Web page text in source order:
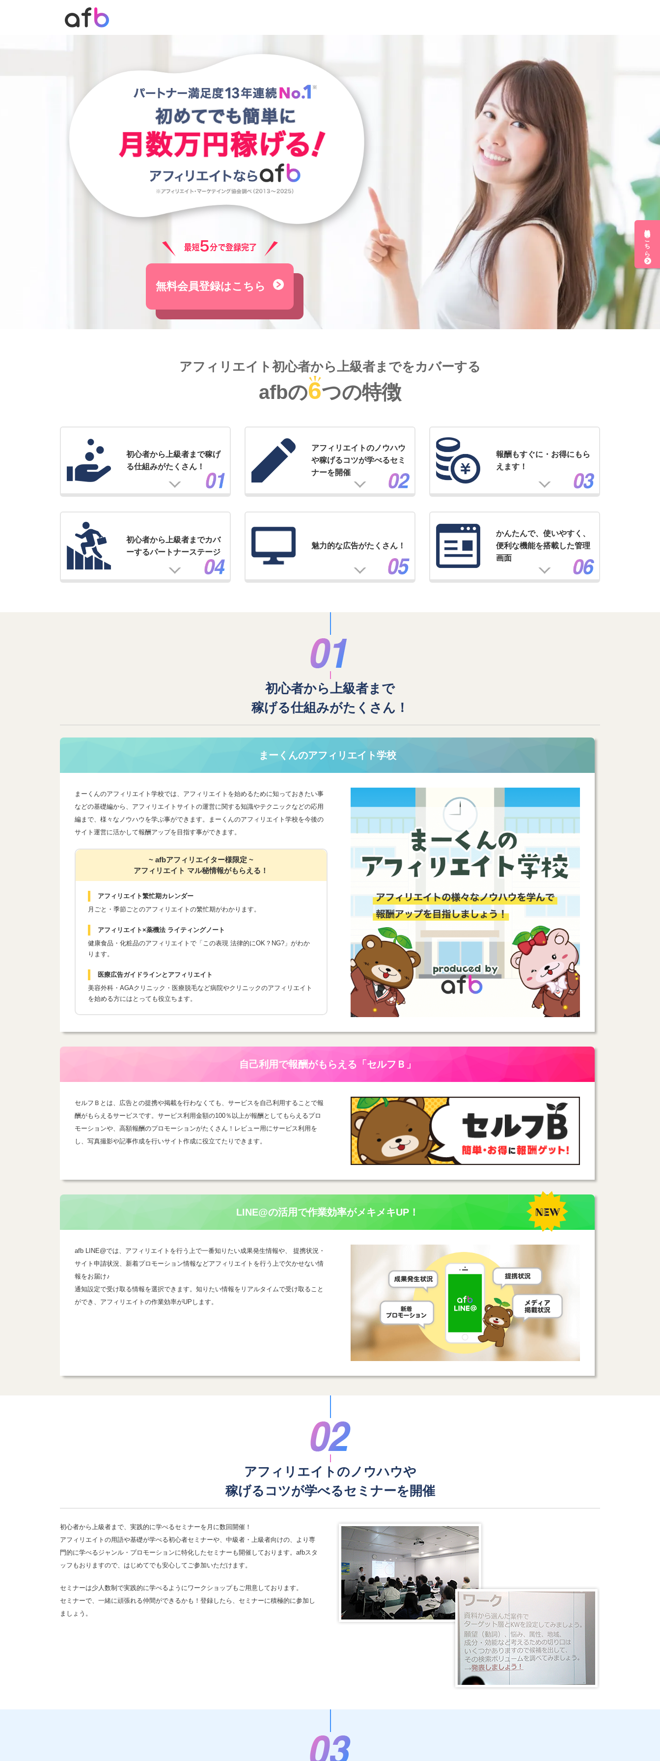
無料会員登録はこちら
無料会員登録はこちら
アフィリエイト初心者から上級者までをカバーする
afbの6つの特徴
初心者から上級者まで稼げ
る仕組みがたくさん！
アフィリエイトのノウハウ
や稼げるコツが学べるセミ
ナーを開催
報酬もすぐに・お得にもら
えます！
初心者から上級者までカバ
ーするパートナーステージ
魅力的な広告がたくさん！
かんたんで、使いやすく、
便利な機能を搭載した管理
画面
初心者から上級者まで
稼げる仕組みがたくさん！
まーくんのアフィリエイト学校
まーくんのアフィリエイト学校では、アフィリエイトを始めるために知っておきたい事
などの基礎編から、アフィリエイトサイトの運営に関する知識やテクニックなどの応用
編まで、様々なノウハウを学ぶ事ができます。まーくんのアフィリエイト学校を今後の
サイト運営に活かして報酬アップを目指す事ができます。
~ afbアフィリエイター様限定 ~
アフィリエイト マル秘情報がもらえる！
アフィリエイト繁忙期カレンダー
月ごと・季節ごとのアフィリエイトの繁忙期がわかります。
アフィリエイト×薬機法 ライティングノート
健康食品・化粧品のアフィリエイトで「この表現 法律的にOK？NG?」がわか
ります。
医療広告ガイドラインとアフィリエイト
美容外科・AGAクリニック・医療脱毛など病院やクリニックのアフィリエイト
を始める方にはとっても役立ちます。
自己利用で報酬がもらえる 「セルフＢ」
セルフＢとは、広告との提携や掲載を行わなくても、サービスを自己利用することで報
酬がもらえるサービスです。サービス利用金額の100％以上が報酬としてもらえるプロ
モーションや、高額報酬のプロモーションがたくさん！レビュー用にサービス利用を
し、写真撮影や記事作成を行いサイト作成に役立てたりできます。
LINE@の活用で作業効率がメキメキUP！
afb LINE@では、アフィリエイトを行う上で一番知りたい成果発生情報や、 提携状況・
サイト申請状況、新着プロモーション情報などアフィリエイトを行う上で欠かせない情
報をお届け♪
通知設定で受け取る情報を選択できます。知りたい情報をリアルタイムで受け取ること
ができ、アフィリエイトの作業効率がUPします。
アフィリエイトのノウハウや
稼げるコツが学べるセミナーを開催
初心者から上級者まで、実践的に学べるセミナーを月に数回開催！
アフィリエイトの用語や基礎が学べる初心者セミナーや、中級者・上級者向けの、より専
門的に学べるジャンル・プロモーションに特化したセミナーも開催しております。afbスタ
ッフもおりますので、はじめてでも安心してご参加いただけます。
セミナーは少人数制で実践的に学べるようにワークショップもご用意しております。
セミナーで、一緒に頑張れる仲間ができるかも！登録したら、セミナーに積極的に参加し
ましょう。